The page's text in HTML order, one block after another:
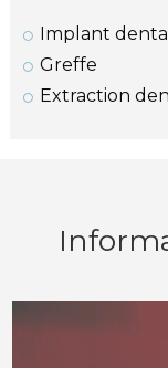
Implant
Greffe
Extraction